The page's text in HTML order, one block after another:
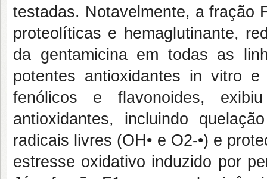
testadas. Notavelmente, a fração
proteolíticas e hemaglutinante,
da gentamicina em todas as
potentes antioxidantes in vitro
fenólicos e flavonoides,
antioxidantes, incluindo
radicais livres (OH• e O2-•) e
estresse oxidativo induzido por